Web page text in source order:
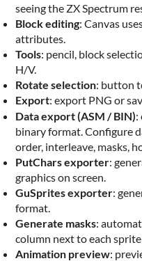
seeing the ZX Spectrum
Block editing: Canvas
attributes.
Tools: pencil, block
H/V.
Rotate selection: button
Export: export PNG or
Data export (ASM / BIN):
binary format. Configure
order, interleave, masks,
PutChars exporter:
graphics on screen.
GuSprites exporter:
format.
Generate masks:
column next to each
Animation preview: